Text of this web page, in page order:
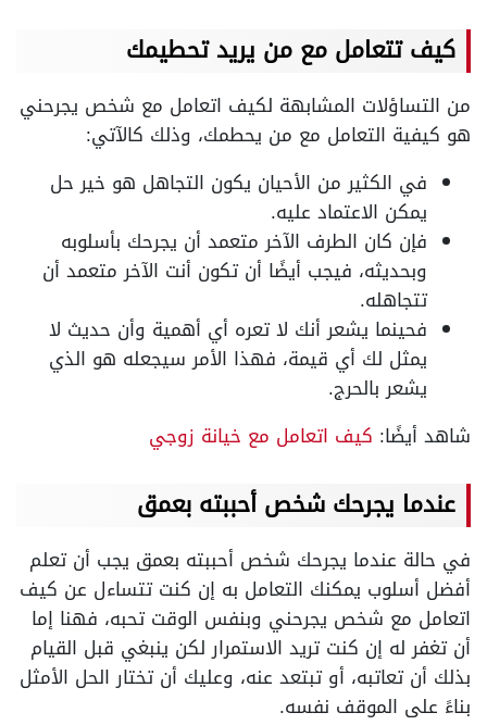
كيف تتعامل مع من يريد تحطيمك
من التساؤلات المشابهة لكيف اتعامل مع شخص يجرحني
هو كيفية التعامل مع من يحطمك، وذلك كالآتي:
في الكثير من الأحيان يكون التجاهل هو خير حل
يمكن الاعتماد عليه.
فإن كان الطرف الآخر متعمد أن يجرحك بأسلوبه
وبحديثه، فيجب أيضًا أن تكون أنت الآخر متعمد أن
تتجاهله.
فحينما يشعر أنك لا تعره أي أهمية وأن حديث لا
يمثل لك أي قيمة، فهذا الأمر سيجعله هو الذي
يشعر بالحرج.
شاهد أيضًا: كيف اتعامل مع خيانة زوجي
عندما يجرحك شخص أحببته بعمق
في حالة عندما يجرحك شخص أحببته بعمق يجب أن تعلم
أفضل أسلوب يمكنك التعامل به إن كنت تتساءل عن كيف
اتعامل مع شخص يجرحني وبنفس الوقت تحبه، فهنا إما
أن تغفر له إن كنت تريد الاستمرار لكن ينبغي قبل القيام
بذلك أن تعاتبه، أو تبتعد عنه، وعليك أن تختار الحل الأمثل
بناءً على الموقف نفسه.